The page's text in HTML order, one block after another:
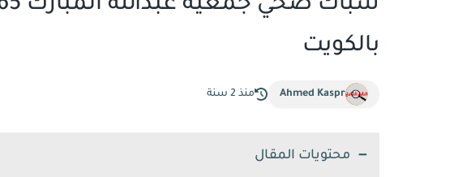
بالكويت
Ahmed Kaspr منذ 2 سنة
محتويات المقال